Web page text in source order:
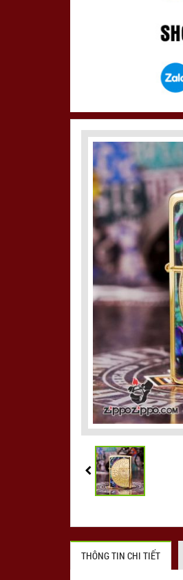
THÔNG TIN CHI TIẾT